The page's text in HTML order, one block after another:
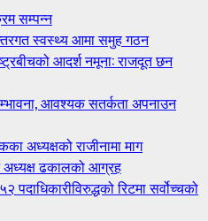
सम्पन्न
स्वस्थ्य आमा समुह गठन
आदर्श नमूना: राजदूत छन
आवश्यक सतर्कता अपनाउन
अध्यक्षको राजीनामा माग
अध्यक्ष ढकालको आग्रह
रिटमा सर्वोच्चको